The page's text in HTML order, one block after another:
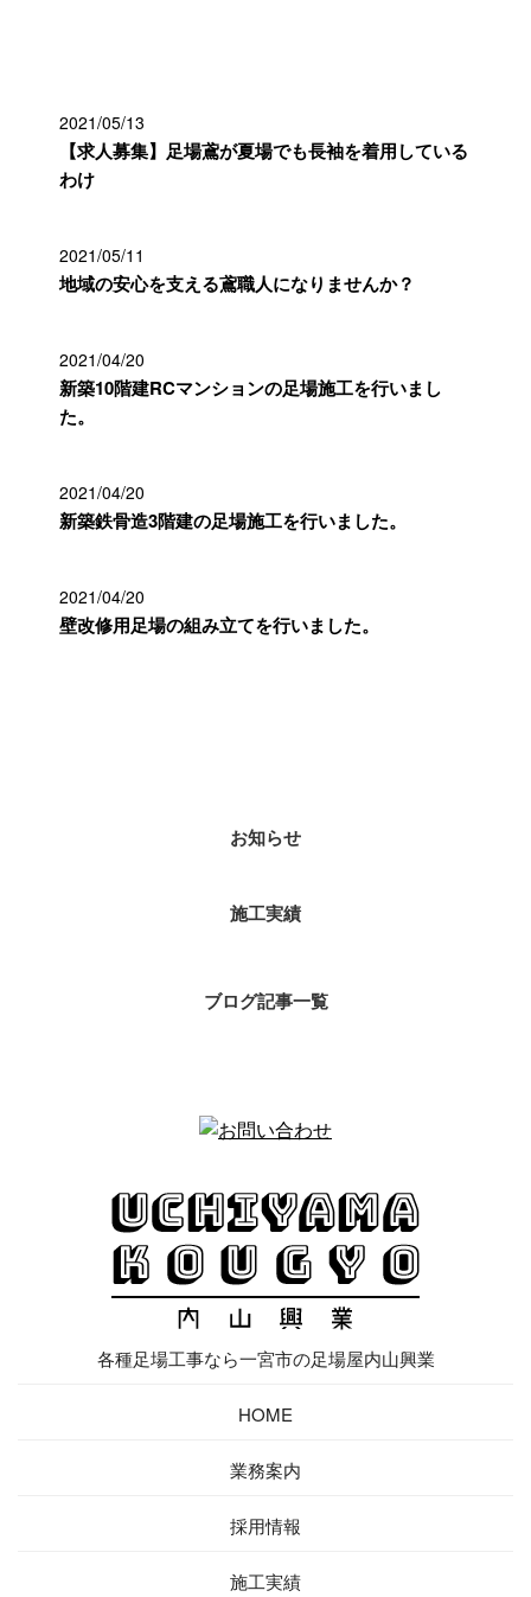
2021/05/13
【求人募集】足場鳶が夏場でも長袖を着用している
わけ
2021/05/11
地域の安心を支える鳶職人になりませんか？
2021/04/20
新築10階建RCマンションの足場施工を行いまし
た。
2021/04/20
新築鉄骨造3階建の足場施工を行いました。
2021/04/20
壁改修用足場の組み立てを行いました。
お知らせ
施工実績
ブログ記事一覧
各種足場工事なら一宮市の足場屋内山興業
HOME
業務案内
採用情報
施工実績